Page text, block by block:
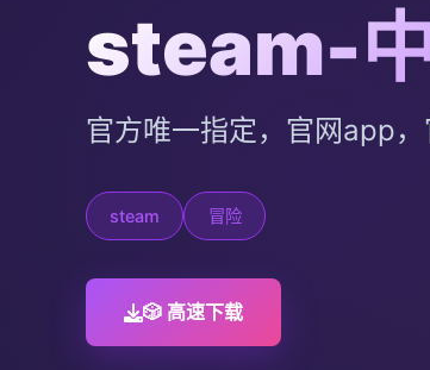
steam-
官方唯一指定，官网app
steam 冒险
🎲 高速下载